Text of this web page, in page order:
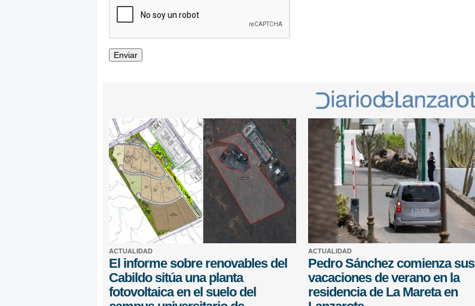
ACTUALIDAD
El informe sobre renovables del
Cabildo sitúa una planta
fotovoltaica en el suelo del
ACTUALIDAD
Pedro Sánchez comienza sus
vacaciones de verano en la
residencia de La Mareta en